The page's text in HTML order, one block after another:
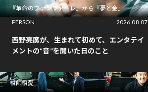
『革命のファンファーレ』から『夢と金』
PERSON
2026.08.07
西野亮廣が、生まれて初めて、エンタテイ
メントの“音”を聞いた日のこと
相師相愛